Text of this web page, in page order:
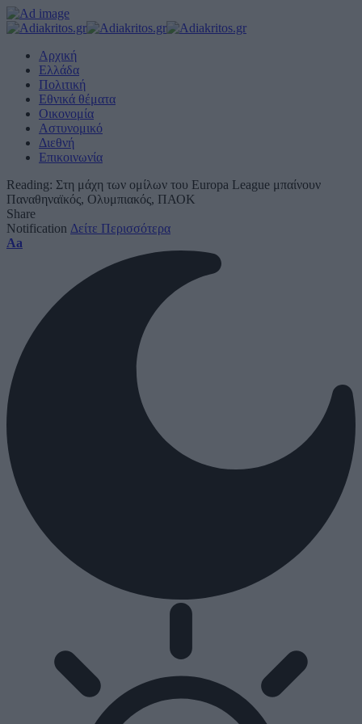
Αρχική
Ελλάδα
Πολιτική
Εθνικά θέματα
Οικονομία
Αστυνομικό
Διεθνή
Επικοινωνία
Reading: Στη μάχη των ομίλων του Europa League μπαίνουν
Παναθηναϊκός, Ολυμπιακός, ΠΑΟΚ
Share
Notification Δείτε Περισσότερα
Font
Aa